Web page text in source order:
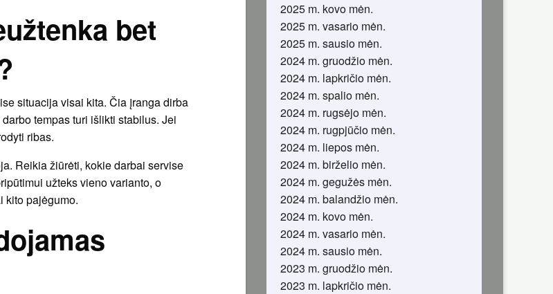
bet
situacija visai kita. Čia įranga dirba
tempas turi išlikti stabilus. Jei
ribas.
Reikia žiūrėti, kokie darbai servise
užteks vieno varianto, o
kito pajėgumo.
2025 m. kovo mėn.
2025 m. vasario mėn.
2025 m. sausio mėn.
2024 m. gruodžio mėn.
2024 m. lapkričio mėn.
2024 m. spalio mėn.
2024 m. rugsėjo mėn.
2024 m. rugpjūčio mėn.
2024 m. liepos mėn.
2024 m. birželio mėn.
2024 m. gegužės mėn.
2024 m. balandžio mėn.
2024 m. kovo mėn.
2024 m. vasario mėn.
2024 m. sausio mėn.
2023 m. gruodžio mėn.
2023 m. lapkričio mėn.